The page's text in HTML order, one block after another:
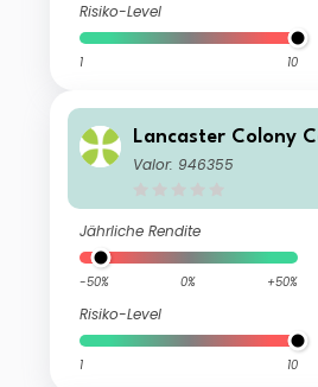
Risiko-Level
1 10
Lancaster Colony
Valor: 946355
Jährliche Rendite
-50% 0% +50%
Risiko-Level
1 10